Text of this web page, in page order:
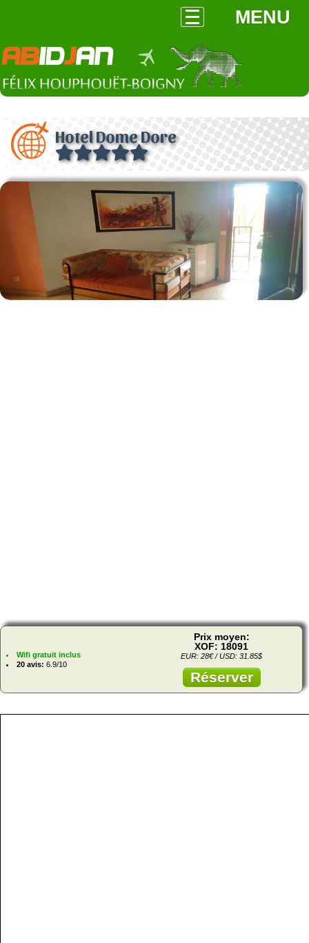
MENU
Hotel Dome Dore
Wifi gratuit inclus
20 avis: 6.9/10
Prix moyen:
XOF: 18091
EUR: 28€ / USD: 31.85$
Réserver